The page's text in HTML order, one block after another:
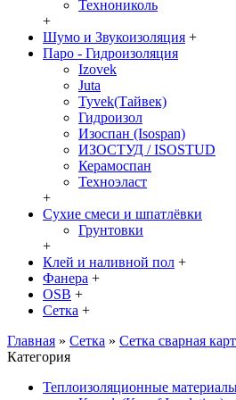
Технониколь
+
Шумо и Звукоизоляция +
Паро - Гидроизоляция
Izovek
Juta
Tyvek(Тайвек)
Гидроизол
Изоспан (Isospan)
ИЗОСТУД / ISOSTUD
Керамоспан
Техноэласт
+
Сухие смеси и шпатлёвки
Грунтовки
+
Клей и наливной пол +
Фанера +
OSB +
Сетка +
Главная » Сетка » Сетка сварная
Категория
Теплоизоляционные